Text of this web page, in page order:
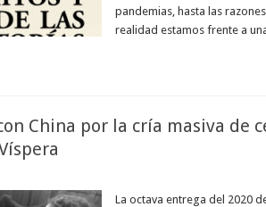
pandemias, hasta las
realidad estamos frente a
China por la cría masiva de
La octava entrega del 2020